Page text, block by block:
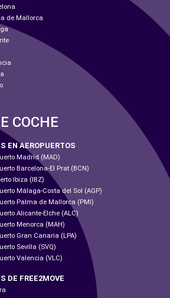
de Mallorca
COCHE
EN AEROPUERTOS
Madrid (MAD)
Barcelona-El Prat (BCN)
Ibiza (IBZ)
Málaga-Costa del Sol (AGP)
Palma de Mallorca (PMI)
Alicante-Elche (ALC)
Menorca (MAH)
Gran Canaria (LPA)
Sevilla (SVQ)
Valencia (VLC)
DE FREE2MOVE